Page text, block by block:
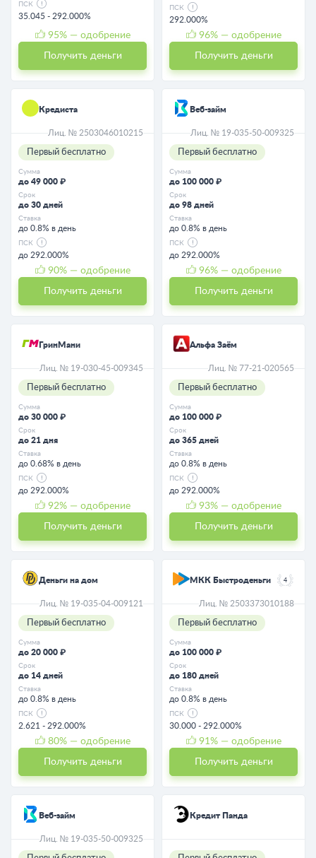
ПСК
35.045 - 292.000%
95% — одобрение
Получить деньги
ПСК
292.000%
96% — одобрение
Получить деньги
Кредиста
Лиц. № 2503046010215
Первый бесплатно
Сумма
до 49 000 ₽
Срок
до 30 дней
Ставка
до 0.8% в день
ПСК
до 292.000%
90% — одобрение
Получить деньги
Веб-займ
Лиц. № 19-035-50-009325
Первый бесплатно
Сумма
до 100 000 ₽
Срок
до 98 дней
Ставка
до 0.8% в день
ПСК
до 292.000%
96% — одобрение
Получить деньги
ГринМани
Лиц. № 19-030-45-009345
Первый бесплатно
Сумма
до 30 000 ₽
Срок
до 21 дня
Ставка
до 0.68% в день
ПСК
до 292.000%
92% — одобрение
Получить деньги
Альфа Заём
Лиц. № 77-21-020565
Первый бесплатно
Сумма
до 100 000 ₽
Срок
до 365 дней
Ставка
до 0.8% в день
ПСК
до 292.000%
93% — одобрение
Получить деньги
Деньги на дом
Лиц. № 19-035-04-009121
Первый бесплатно
Сумма
до 20 000 ₽
Срок
до 14 дней
Ставка
до 0.8% в день
ПСК
2.621 - 292.000%
80% — одобрение
Получить деньги
МКК Быстроденьги 4
Лиц. № 2503373010188
Первый бесплатно
Сумма
до 100 000 ₽
Срок
до 180 дней
Ставка
до 0.8% в день
ПСК
30.000 - 292.000%
91 % — одобрение
Получить деньги
Веб-займ
Лиц. № 19-035-50-009325
Кредит Панда